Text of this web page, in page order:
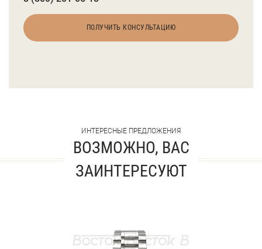
ПОЛУЧИТЬ КОНСУЛЬТАЦИЮ
ИНТЕРЕСНЫЕ ПРЕДЛОЖЕНИЯ
ВОЗМОЖНО, ВАС
ЗАИНТЕРЕСУЮТ